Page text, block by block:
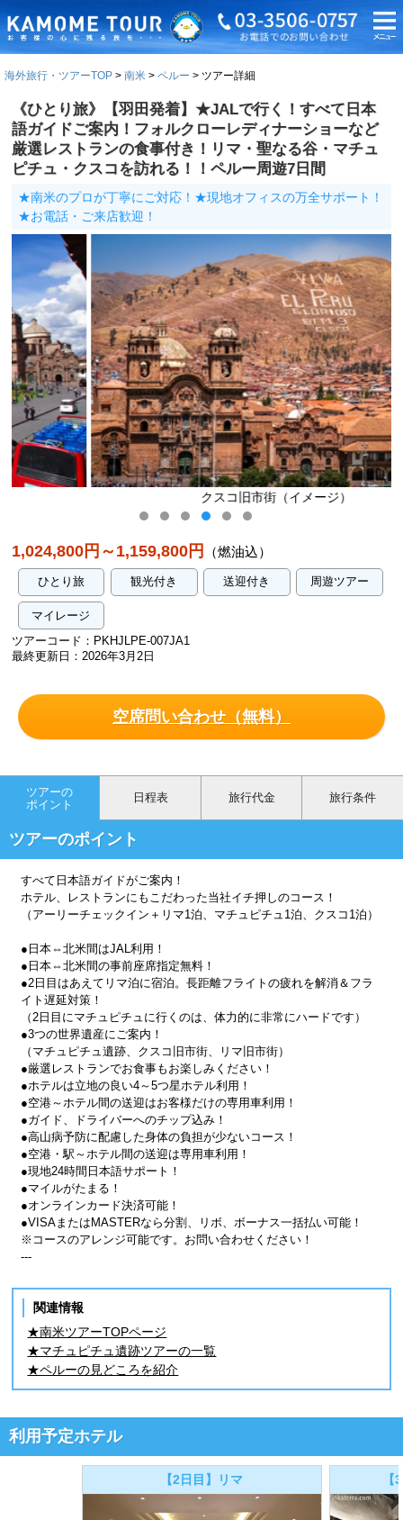
海外旅行・ツアーTOP 南米 ペルー ツアー詳細
《ひとり旅》【羽田発着】★JALで行く！すべて日本
語ガイドご案内！フォルクローレディナーショーなど
厳選レストランの食事付き！リマ・聖なる谷・マチュ
ピチュ・クスコを訪れる！！ペルー周遊7日間
★南米のプロが丁寧にご対応！★現地オフィスの万全サポート！
★お電話・ご来店歓迎！
クスコ旧市街（イメージ）
1,024,800円～1,159,800円 （燃油込）
ひとり旅 観光付き 送迎付き 周遊ツアー
マイレージ
ツアーコード：PKHJLPE-007JA1
最終更新日：2026年3月2日
空席問い合わせ（無料）
ツアーの
ポイント
日程表 旅行代金 旅行条件
ツアーのポイント
すべて日本語ガイドがご案内！
ホテル、レストランにもこだわった当社イチ押しのコース！
（アーリーチェックイン＋リマ1泊、マチュピチュ1泊、クスコ1泊）
●日本⇔北米間はJAL利用！
●日本⇔北米間の事前座席指定無料！
●2日目はあえてリマ泊に宿泊。長距離フライトの疲れを解消＆フラ
イト遅延対策！
（2日目にマチュピチュに行くのは、体力的に非常にハードです）
●3つの世界遺産にご案内！
（マチュピチュ遺跡、クスコ旧市街、リマ旧市街）
●厳選レストランでお食事もお楽しみください！
●ホテルは立地の良い4～5つ星ホテル利用！
●空港～ホテル間の送迎はお客様だけの専用車利用！
●ガイド、ドライバーへのチップ込み！
●高山病予防に配慮した身体の負担が少ないコース！
●空港・駅～ホテル間の送迎は専用車利用！
●現地24時間日本語サポート！
●マイルがたまる！
●オンラインカード決済可能！
●VISAまたはMASTERなら分割、リボ、ボーナス一括払い可能！
※コースのアレンジ可能です。お問い合わせください！
---
関連情報
★南米ツアーTOPページ
★マチュピチュ遺跡ツアーの一覧
★ペルーの見どころを紹介
利用予定ホテル
【2日目】リマ